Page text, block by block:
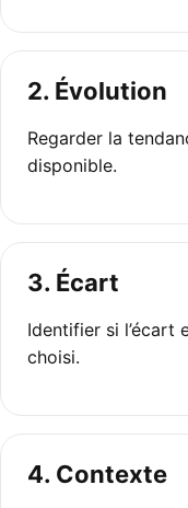
2. Évolution
Regarder la
disponible.
3. Écart
Identifier si l’écart
choisi.
4. Contexte